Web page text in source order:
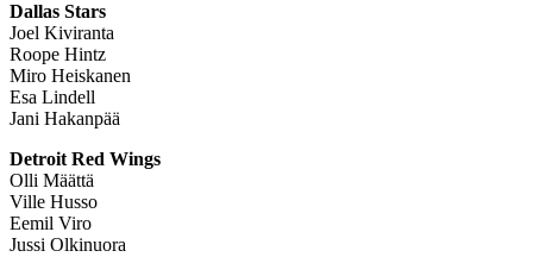
Dallas Stars
Joel Kiviranta
Roope Hintz
Miro Heiskanen
Esa Lindell
Jani Hakanpää
Detroit Red Wings
Olli Määttä
Ville Husso
Eemil Viro
Jussi Olkinuora